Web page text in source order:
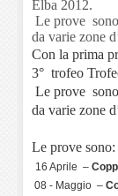
Elba 2012.
Le prove
da varie zone
Con la prima
3° trofeo
Le prove
da varie zone
Le prove sono:
16 Aprile –
08 - Maggio –